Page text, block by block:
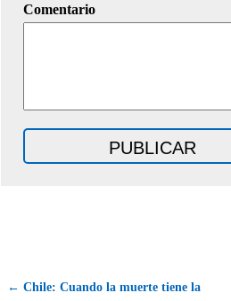
Comentario
← Chile: Cuando la muerte tiene la